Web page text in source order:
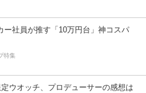
ー社員が推す「10万円台」神コスパ
特集
定ウオッチ、プロデューサーの感想は